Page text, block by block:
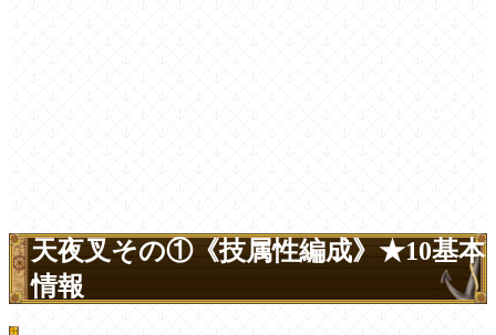
天夜叉その①《技属性編成》★10基本
情報